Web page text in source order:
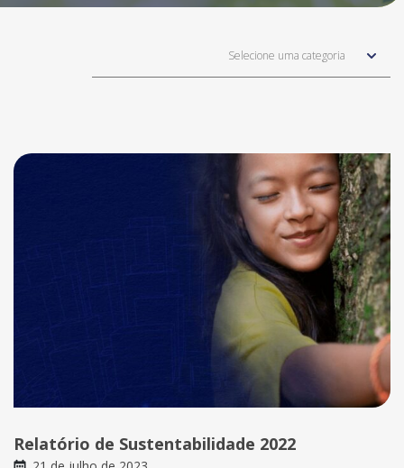
Selecione uma categoria
Relatório de Sustentabilidade 2022